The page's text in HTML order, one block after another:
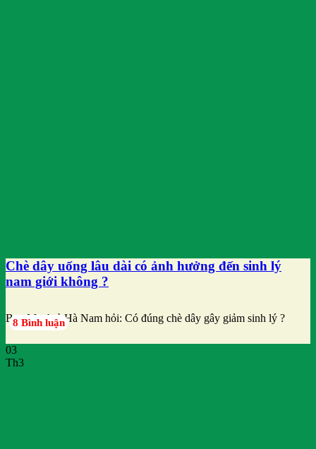
Chè dây uống lâu dài có ảnh hưởng đến sinh lý
nam giới không ?
Bạn Mạnh ở Hà Nam hỏi: Có đúng chè dây gây giảm sinh lý ?
8 Bình luận
03
Th3